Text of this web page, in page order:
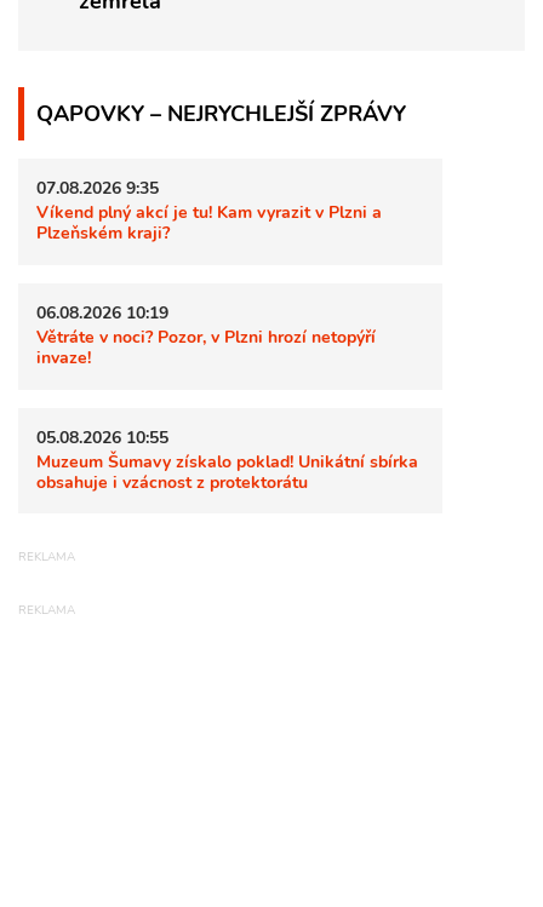
QAPOVKY – NEJRYCHLEJŠÍ ZPRÁVY
07.08.2026 9:35
Víkend plný akcí je tu! Kam vyrazit v Plzni a
Plzeňském kraji?
06.08.2026 10:19
Větráte v noci? Pozor, v Plzni hrozí netopýří
invaze!
05.08.2026 10:55
Muzeum Šumavy získalo poklad! Unikátní sbírka
obsahuje i vzácnost z protektorátu